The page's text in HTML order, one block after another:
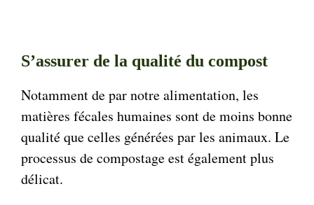
S’assurer de la qualité du compost
Notamment de par notre alimentation, les
matières fécales humaines sont de moins bonne
qualité que celles générées par les animaux. Le
processus de compostage est également plus
délicat.